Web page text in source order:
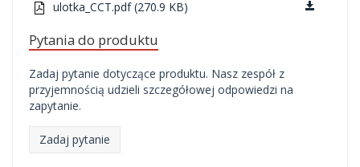
ulotka_CCT.pdf (270.9 KB)
Pytania do produktu
Zadaj pytanie dotyczące produktu. Nasz zespół z
przyjemnością udzieli szczegółowej odpowiedzi na
zapytanie.
Zadaj pytanie